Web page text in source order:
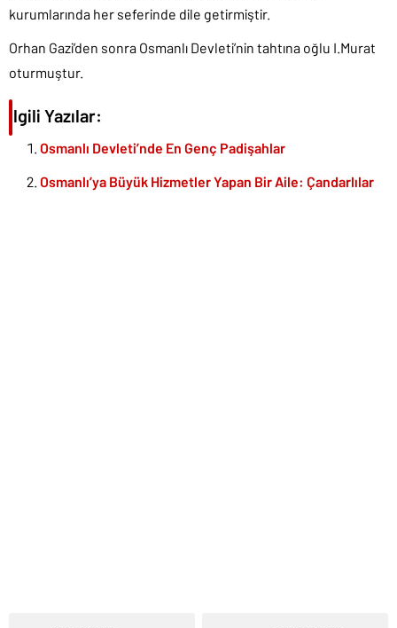
kurumlarında her seferinde dile getirmiştir.
Orhan Gazi’den sonra Osmanlı Devleti’nin tahtına oğlu I.Murat
oturmuştur.
İlgili Yazılar:
Osmanlı Devleti’nde En Genç Padişahlar
Osmanlı’ya Büyük Hizmetler Yapan Bir Aile: Çandarlılar